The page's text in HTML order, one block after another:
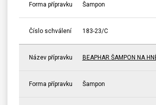
Forma přípravku Šampon
Číslo schválení 183-23/C
Název přípravku BEAPHAR ŠAMPON NA
Forma přípravku Šampon